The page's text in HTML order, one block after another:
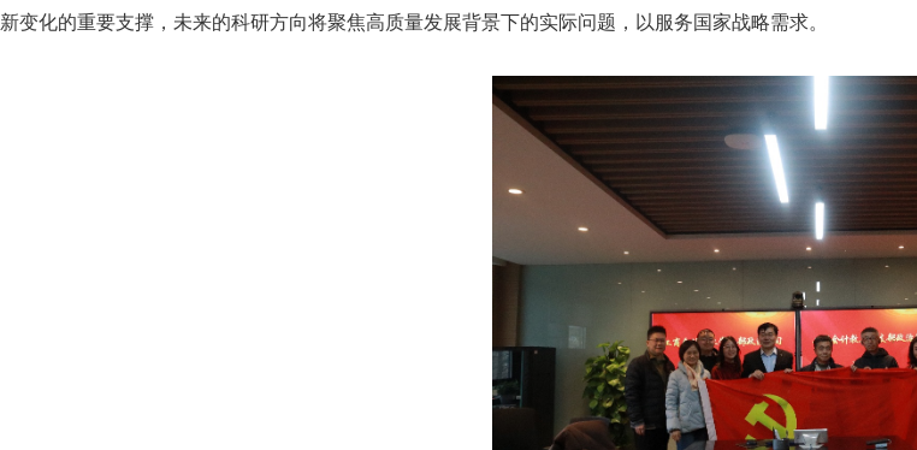
新变化的重要支撑，未来的科研方向将聚焦高质量发展背景下的实际问题，以服务国家战略需求。